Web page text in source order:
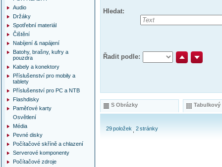
Hledat:
Řadit podle:
S Obrázky Tabulkový
29položek 2stránky
Audio
Držáky
Spotřební materiál
Čištění
Nabíjení & napájení
Batohy, brašny, kufry a
pouzdra
Kabely a konektory
Příslušenství pro mobily a
tablety
Příslušenství pro PC a NTB
Flashdisky
Paměťové karty
Osvětlení
Média
Pevné disky
Počítačové skříně a chlazení
Serverové komponenty
Počítačové zdroje